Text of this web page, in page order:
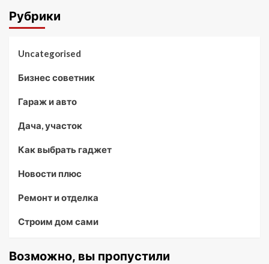
Рубрики
Uncategorised
Бизнес советник
Гараж и авто
Дача, участок
Как выбрать гаджет
Новости плюс
Ремонт и отделка
Строим дом сами
Возможно, вы пропустили